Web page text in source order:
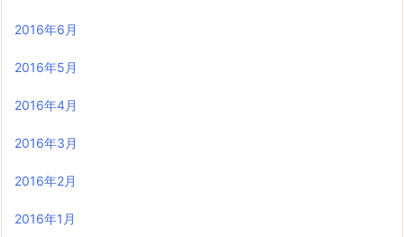
2016年6月
2016年5月
2016年4月
2016年3月
2016年2月
2016年1月